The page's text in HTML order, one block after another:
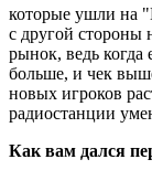
которые ушли на
с другой стороны
рынок, ведь когда
больше, и чек
новых игроков
радиостанции
Как вам дался